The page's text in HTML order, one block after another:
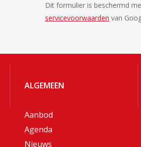
Dit formulier is beschermd
servicevoorwaarden van
ALGEMEEN
Aanbod
Agenda
Nieuws